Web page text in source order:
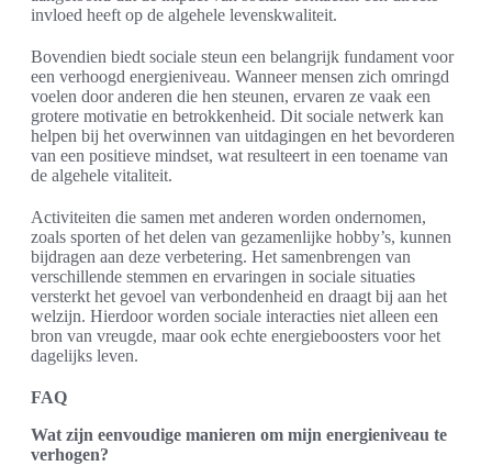
invloed heeft op de algehele levenskwaliteit.
Bovendien biedt sociale steun een belangrijk fundament voor
een verhoogd energieniveau. Wanneer mensen zich omringd
voelen door anderen die hen steunen, ervaren ze vaak een
grotere motivatie en betrokkenheid. Dit sociale netwerk kan
helpen bij het overwinnen van uitdagingen en het bevorderen
van een positieve mindset, wat resulteert in een toename van
de algehele vitaliteit.
Activiteiten die samen met anderen worden ondernomen,
zoals sporten of het delen van gezamenlijke hobby’s, kunnen
bijdragen aan deze verbetering. Het samenbrengen van
verschillende stemmen en ervaringen in sociale situaties
versterkt het gevoel van verbondenheid en draagt bij aan het
welzijn. Hierdoor worden sociale interacties niet alleen een
bron van vreugde, maar ook echte energieboosters voor het
dagelijks leven.
FAQ
Wat zijn eenvoudige manieren om mijn energieniveau te
verhogen?